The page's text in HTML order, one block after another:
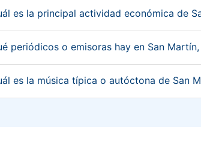
es la principal actividad económica de
periódicos o emisoras hay en San
es la música típica o autóctona de San